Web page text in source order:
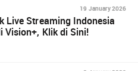
19 January 2026
Live Streaming Indonesia
Vision+, Klik di Sini!